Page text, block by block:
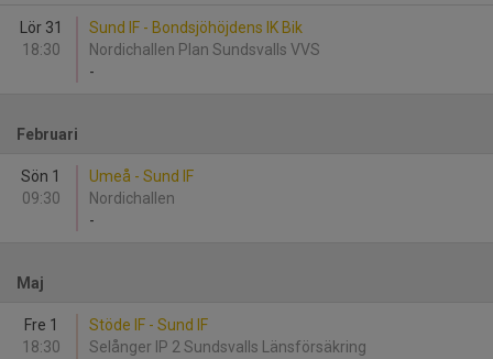
Lör 31
18:30
Sund IF - Bondsjöhöjdens IK Bik
Nordichallen Plan Sundsvalls VVS
-
Februari
Sön 1
09:30
Umeå - Sund IF
Nordichallen
-
Maj
Fre 1
18:30
Stöde IF - Sund IF
Selånger IP 2 Sundsvalls Länsförsäkring